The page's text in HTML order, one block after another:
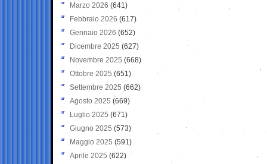
Marzo 2026 (641)
Febbraio 2026 (617)
Gennaio 2026 (652)
Dicembre 2025 (627)
Novembre 2025 (668)
Ottobre 2025 (651)
Settembre 2025 (662)
Agosto 2025 (669)
Luglio 2025 (671)
Giugno 2025 (573)
Maggio 2025 (591)
Aprile 2025 (622)